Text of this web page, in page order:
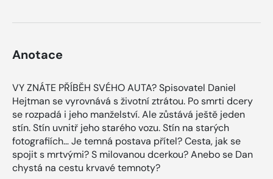
Anotace
VY ZNÁTE PŘÍBĚH SVÉHO AUTA? Spisovatel Daniel
Hejtman se vyrovnává s životní ztrátou. Po smrti dcery
se rozpadá i jeho manželství. Ale zůstává ještě jeden
stín. Stín uvnitř jeho starého vozu. Stín na starých
fotografiích… Je temná postava přítel? Cesta, jak se
spojit s mrtvými? S milovanou dcerkou? Anebo se Dan
chystá na cestu krvavé temnoty?